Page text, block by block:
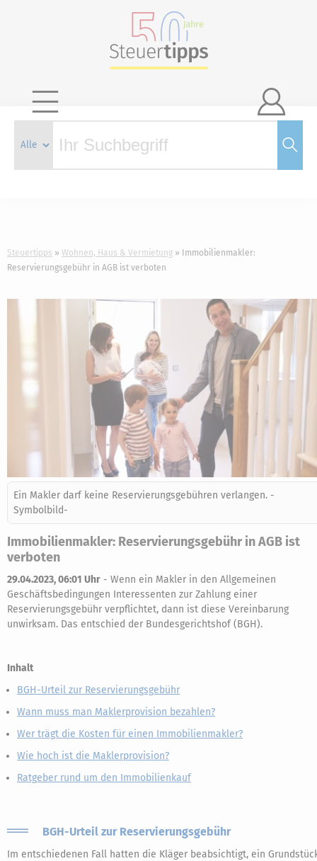

Steuertipps Wohnen, Haus & Vermietung
Immobilienmakler:
Reservierungsgebühr in AGB ist verboten
Ein Makler darf keine Reservierungsgebühren verlangen. -
Symbolbild-
Immobilienmakler: Reservierungsgebühr in AGB ist
verboten
29.04.2023, 06:01 Uhr - Wenn ein Makler in den Allgemeinen
Geschäftsbedingungen Interessenten zur Zahlung einer
Reservierungsgebühr verpflichtet, dann ist diese Vereinbarung
unwirksam. Das entschied der Bundesgerichtshof (BGH).
Inhalt
BGH-Urteil zur Reservierungsgebühr
Wann muss man Maklerprovision bezahlen?
Wer trägt die Kosten für einen Immobilienmakler?
Wie hoch ist die Maklerprovision?
Ratgeber rund um den Immobilienkauf
BGH-Urteil zur Reservierungsgebühr
Im entschiedenen Fall hatten die Kläger beabsichtigt, ein